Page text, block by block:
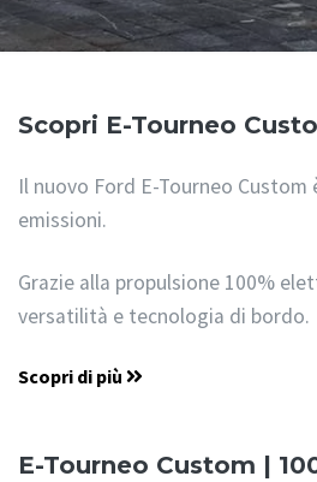
Scopri E-Tourneo
Il nuovo Ford E-Tourneo
emissioni.
Grazie alla propulsione 100%
versatilità e tecnologia di bordo.
Scopri di più
E-Tourneo Custom |